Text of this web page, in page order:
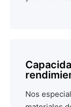
Nos